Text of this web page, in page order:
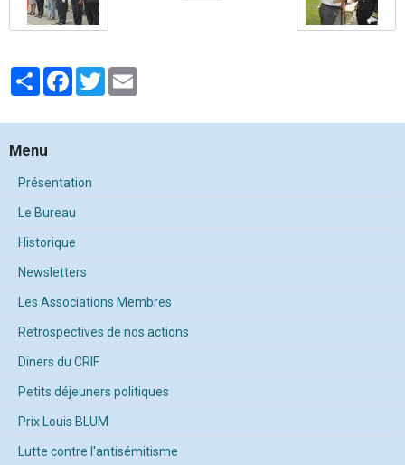
PartagerFacebook
Twitter
Menu
Présentation
Le Bureau
Historique
Newsletters
Les Associations Membres
Retrospectives de nos actions
Diners du CRIF
Petits déjeuners politiques
Prix Louis BLUM
Lutte contre l'antisémitisme